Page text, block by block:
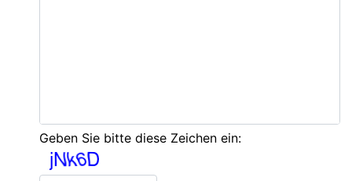
Geben Sie bitte diese Zeichen ein: